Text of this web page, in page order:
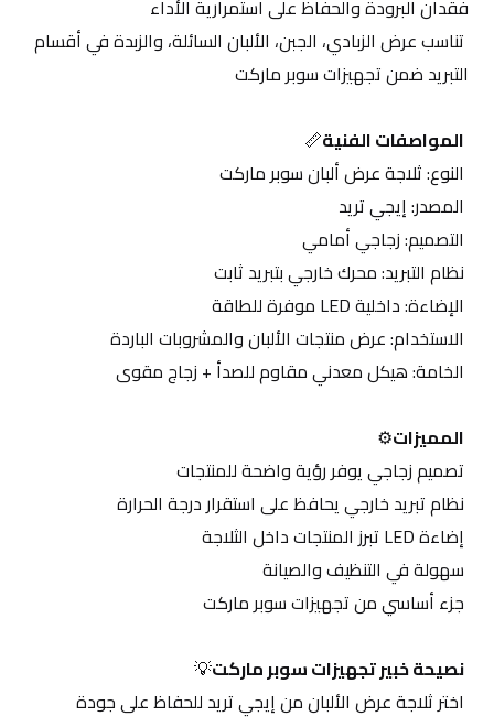
فقدان البرودة والحفاظ على استمرارية الأداء
التبريد ضمن تجهيزات سوبر ماركت
المواصفات الفنية📏
المميزات⚙️
نصيحة خبير تجهيزات سوبر ماركت💡